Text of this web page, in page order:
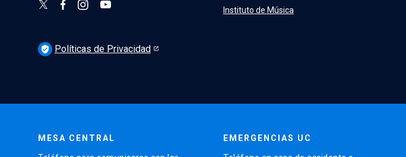
Instituto de Música
verified_user Políticas de Privacidad
MESA CENTRAL EMERGENCIAS UC